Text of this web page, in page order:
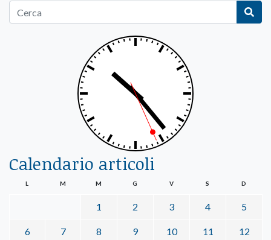
Calendario articoli
L M M G V S D
1 2 3 4 5
6 7 8 9 10 11 12